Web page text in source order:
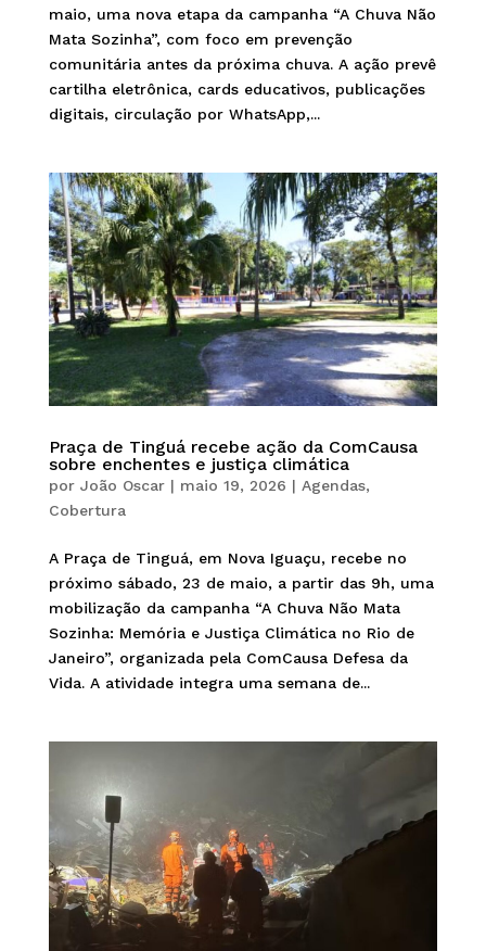
maio, uma nova etapa da campanha “A Chuva Não
Mata Sozinha”, com foco em prevenção
comunitária antes da próxima chuva. A ação prevê
cartilha eletrônica, cards educativos, publicações
digitais, circulação por WhatsApp,...
Praça de Tinguá recebe ação da ComCausa
sobre enchentes e justiça climática
por João Oscar| maio 19, 2026 | Agendas,
Cobertura
A Praça de Tinguá, em Nova Iguaçu, recebe no
próximo sábado, 23 de maio, a partir das 9h, uma
mobilização da campanha “A Chuva Não Mata
Sozinha: Memória e Justiça Climática no Rio de
Janeiro”, organizada pela ComCausa Defesa da
Vida. A atividade integra uma semana de...